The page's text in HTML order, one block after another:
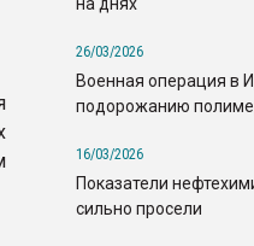
26/03/2026
Военная операция в
подорожанию
16/03/2026
Показатели
сильно просели